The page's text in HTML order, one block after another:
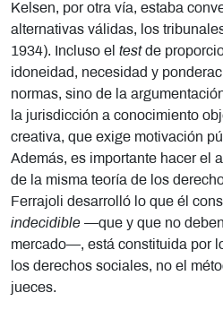
Kelsen, por otra vía, estaba
alternativas válidas, los
1934). Incluso el testde
idoneidad, necesidad y
normas, sino de la
la jurisdicción a conocimiento
creativa, que exige motivación
Además, es importante hacer el
de la misma teoría de los
Ferrajoli desarrolló lo que él
indecidible —que y que no
mercado—, está constituida por
los derechos sociales, no el
jueces.